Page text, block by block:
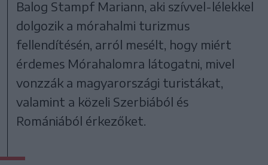
Balog Stampf Mariann, aki szívvel-lélekkel
dolgozik a mórahalmi turizmus
fellendítésén, arról mesélt, hogy miért
érdemes Mórahalomra látogatni, mivel
vonzzák a magyarországi turistákat,
valamint a közeli Szerbiából és
Romániából érkezőket.